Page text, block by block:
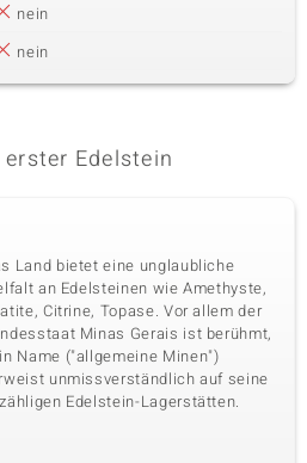
nein
nein
Edelstein
Land bietet eine unglaubliche
an Edelsteinen wie Amethyste,
Citrine, Topase. Vor allem der
Minas Gerais ist berühmt,
Name ("allgemeine Minen")
unmissverständlich auf seine
Edelstein-Lagerstätten.